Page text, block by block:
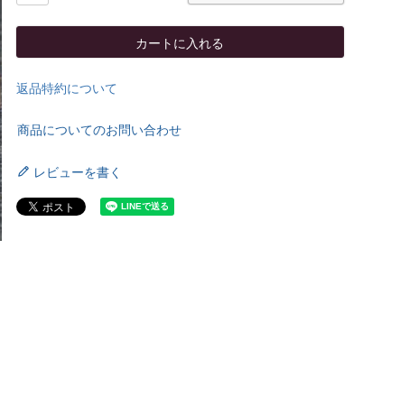
カートに入れる
返品特約について
商品についてのお問い合わせ
レビューを書く